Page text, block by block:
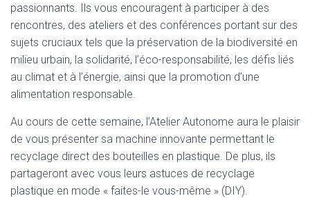
passionnants. Ils vous encouragent à participer à des
rencontres, des ateliers et des conférences portant sur des
sujets cruciaux tels que la préservation de la biodiversité en
milieu urbain, la solidarité, l’éco-responsabilité, les défis liés
au climat et à l’énergie, ainsi que la promotion d’une
alimentation responsable.
Au cours de cette semaine, l’Atelier Autonome aura le plaisir
de vous présenter sa machine innovante permettant le
recyclage direct des bouteilles en plastique. De plus, ils
partageront avec vous leurs astuces de recyclage
plastique en mode « faites-le vous-même » (DIY).